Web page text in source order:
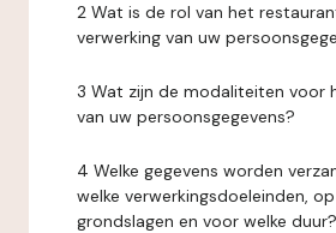
2 Wat is de rol van het
verwerking van uw
3 Wat zijn de modaliteiten voor
van uw persoonsgegevens?
4 Welke gegevens worden
welke verwerkingsdoeleinden,
grondslagen en voor welke duur?